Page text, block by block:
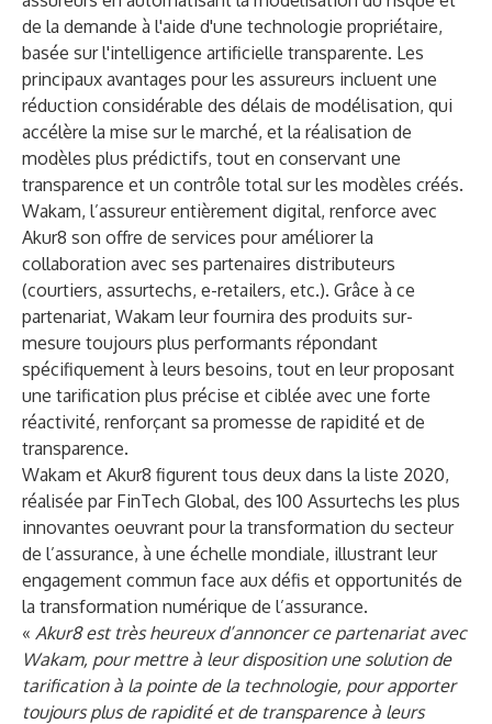
de la demande à l'aide d'une technologie propriétaire,
basée sur l'intelligence artificielle transparente. Les
principaux avantages pour les assureurs incluent une
réduction considérable des délais de modélisation, qui
accélère la mise sur le marché, et la réalisation de
modèles plus prédictifs, tout en conservant une
transparence et un contrôle total sur les modèles créés.
Wakam, l’assureur entièrement digital, renforce avec
Akur8 son offre de services pour améliorer la
collaboration avec ses partenaires distributeurs
(courtiers, assurtechs, e-retailers, etc.). Grâce à ce
partenariat, Wakam leur fournira des produits sur-
mesure toujours plus performants répondant
spécifiquement à leurs besoins, tout en leur proposant
une tarification plus précise et ciblée avec une forte
réactivité, renforçant sa promesse de rapidité et de
transparence.
Wakam et Akur8 figurent tous deux dans la liste 2020,
réalisée par FinTech Global, des 100 Assurtechs les plus
innovantes oeuvrant pour la transformation du secteur
de l’assurance, à une échelle mondiale, illustrant leur
engagement commun face aux défis et opportunités de
la transformation numérique de l’assurance.
« Akur8 est très heureux d’annoncer ce partenariat avec
Wakam, pour mettre à leur disposition une solution de
tarification à la pointe de la technologie, pour apporter
toujours plus de rapidité et de transparence à leurs